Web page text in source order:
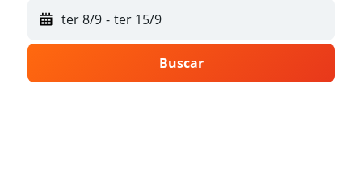
ter 8/9 - ter 15/9
Buscar